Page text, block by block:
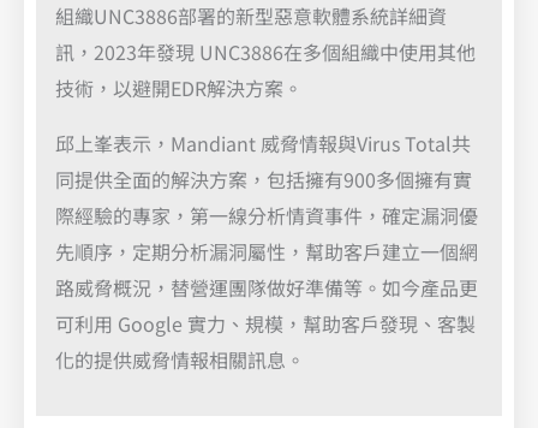
組織UNC3886部署的新型惡意軟體系統詳細資
訊，2023年發現 UNC3886在多個組織中使用其他
技術，以避開EDR解決方案。
邱上峯表示，Mandiant 威脅情報與Virus Total共
同提供全面的解決方案，包括擁有900多個擁有實
際經驗的專家，第一線分析情資事件，確定漏洞優
先順序，定期分析漏洞屬性，幫助客戶建立一個網
路威脅概況，替營運團隊做好準備等。如今產品更
可利用 Google 實力、規模，幫助客戶發現、客製
化的提供威脅情報相關訊息。